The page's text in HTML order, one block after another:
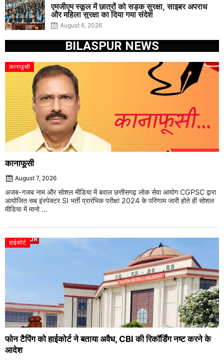
एमजीएम स्कूल में छात्रों को सड़क सुरक्षा, साइबर अपराध
और महिला सुरक्षा का दिया गया संदेश
August 6, 2026
BILASPUR NEWS
कानाफूसी
कानाफूसी
August 7, 2026
अजब-गजब नाम और सोशल मीडिया में बवाल छत्तीसगढ़ लोक सेवा आयोग CGPSC द्वारा
आयोजित सब इंस्पेक्टर SI भर्ती प्रारंभिक परीक्षा 2024 के परिणाम जारी होते ही सोशल
मीडिया में मानो ...
हाईकोर्ट
फोन टैपिंग को हाईकोर्ट ने बताया अवैध, CBI की रिकॉर्डिंग नष्ट करने के
आदेश